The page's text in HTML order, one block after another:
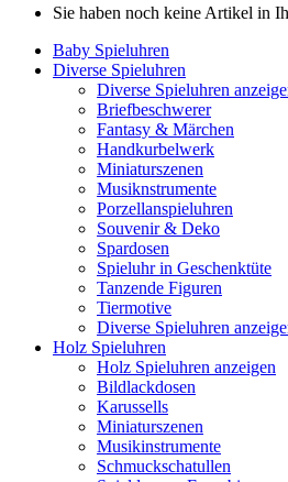
Sie haben noch keine Artikel in
Baby Spieluhren
Diverse Spieluhren
Diverse Spieluhren
Briefbeschwerer
Fantasy & Märchen
Handkurbelwerk
Miniaturszenen
Musiknstrumente
Porzellanspieluhren
Souvenir & Deko
Spardosen
Spieluhr in Geschenktüte
Tanzende Figuren
Tiermotive
Diverse Spieluhren
Holz Spieluhren
Holz Spieluhren anzeigen
Bildlackdosen
Karussells
Miniaturszenen
Musikinstrumente
Schmuckschatullen